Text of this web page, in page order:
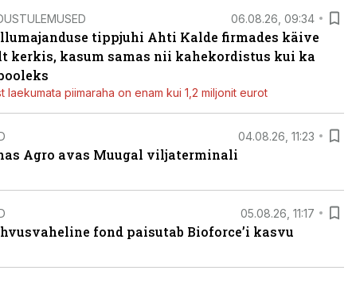
06.08.26, 09:34
tippjuhi Ahti Kalde firmades käive
kerkis, kasum samas nii kahekordistus kui ka
laekumata piimaraha on enam kui 1,2 miljonit eurot
04.08.26, 11:23
Agro avas Muugal viljaterminali
05.08.26, 11:17
fond paisutab Bioforce’i kasvu